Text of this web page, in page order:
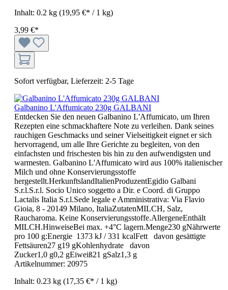
Inhalt: 0.2 kg (19,95 €* / 1 kg)
3,99 €*
Sofort verfügbar, Lieferzeit: 2-5 Tage
Galbanino L'Affumicato 230g GALBANI
Entdecken Sie den neuen Galbanino L'Affumicato, um Ihren
Rezepten eine schmackhaftere Note zu verleihen. Dank seines
rauchigen Geschmacks und seiner Vielseitigkeit eignet er sich
hervorragend, um alle Ihre Gerichte zu begleiten, von den
einfachsten und frischesten bis hin zu den aufwendigsten und
warmesten. Galbanino L'Affumicato wird aus 100% italienischer
Milch und ohne Konservierungsstoffe
hergestellt.HerkunftslandItalienProduzentEgidio Galbani
S.r.l.S.r.l. Socio Unico soggetto a Dir. e Coord. di Gruppo
Lactalis Italia S.r.l.Sede legale e Amministrativa: Via Flavio
Gioia, 8 - 20149 Milano, ItaliaZutatenMILCH, Salz,
Raucharoma. Keine Konservierungsstoffe.AllergeneEnthält
MILCH.HinweiseBei max. +4°C lagern.Menge230 gNährwerte
pro 100 g:Energie 1373 kJ / 331 kcalFett davon gesättigte
Fettsäuren27 g19 gKohlenhydrate davon
Zucker1,0 g0,2 gEiweiß21 gSalz1,3 g
Artikelnummer: 20975
Inhalt: 0.23 kg (17,35 €* / 1 kg)